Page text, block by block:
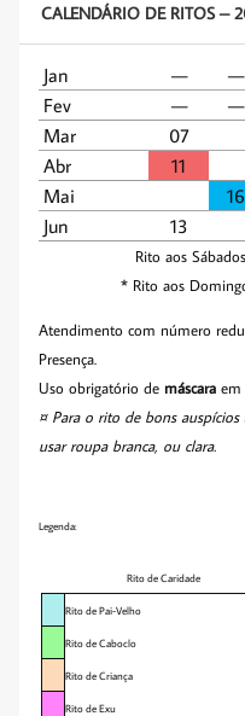
CALENDÁRIO DE RITOS –
Jan — —
Fev
— —
Mar
07
Abr
11
Mai
16
Jun
13
Rito aos
* Rito aos
Atendimento com número
Presença.
Uso obrigatório de máscara em
¤ Para o rito de bons
usar roupa branca, ou clara.
Legenda:
Rito de Caridade
Rito de Pai-Velho
Rito de Caboclo
Rito de Criança
Rito de Exu